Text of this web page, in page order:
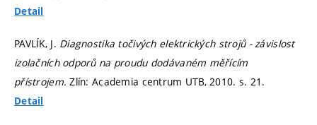
Detail
PAVLÍK, J. Diagnostika točivých elektrických strojů - závislost
izolačních odporů na proudu dodávaném měřícím
přístrojem.Zlín: Academia centrum UTB, 2010. s. 21.
Detail